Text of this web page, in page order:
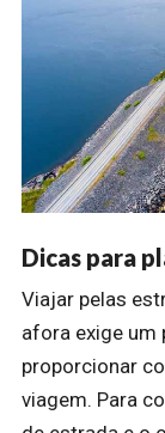
Dicas para
Viajar pelas
afora exige um
proporcionar
viagem. Para